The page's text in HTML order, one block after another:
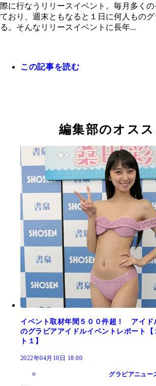
際に行なうリリースイベント。毎月多く
ており、週末ともなると１日に何人もの
る。そんなリリースイベントに長年...
この記事を読む
編集部のオスス
イベント取材年間５００件超！ アイド
のグラビアアイドルイベントレポート
ト１】
2022年04月10日 18:00
グラビアニュー